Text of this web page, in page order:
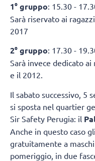
1° gruppo: 15.30 -
Sarà riservato ai
2017
2° gruppo: 17.30 -
Sarà invece dedicato
e il 2012.
Il sabato successivo, 5
si sposta nel quartier
Sir Safety Perugia: il
Anche in questo caso
gratuitamente a
pomeriggio, in due